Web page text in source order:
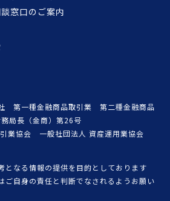
窓口の ご案内
第一種金融商品取引業 第二種金融商品
局長（金商）第26号
業協会 一般社団法人 資産運用業協会
となる情報の提供を目的としております
ご自身の責任と判断でなされるようお願い